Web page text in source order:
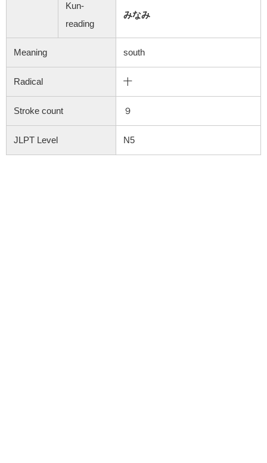
Kun-
reading
みなみ
Meaning south
Radical 十
Stroke count ９
JLPT Level N5